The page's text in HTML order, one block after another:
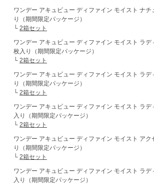
ワンデー アキュビュー ディファイン モイスト ナチ
り（期間限定パッケージ）
└ 2箱セット
ワンデー アキュビュー ディファイン モイスト ラ
枚入り（期間限定パッケージ）
└ 2箱セット
ワンデー アキュビュー ディファイン モイスト ラデ
り（期間限定パッケージ）
└ 2箱セット
ワンデー アキュビュー ディファイン モイスト ラ
入り（期間限定パッケージ）
└ 2箱セット
ワンデー アキュビュー ディファイン モイスト アク
り（期間限定パッケージ）
└ 2箱セット
ワンデー アキュビュー ディファイン モイスト ラ
入り（期間限定パッケージ）